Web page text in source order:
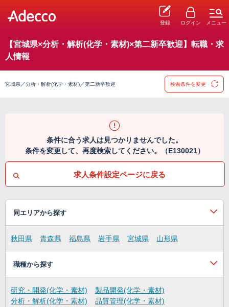
登録 ログイン メニュー
【宮城県×分析・解析(化学・素材)×第二新卒歓迎】転職・求
人情報
宮城県／分析・解析(化学・素材)／第二新卒歓迎 検索条件を変更
条件に合う求人は見つかりませんでした。
条件を変更して、再度検索してください。（E130021）
求人条件設定ページに戻る
同エリアから探す
秋田県 青森県 福島県 岩手県 宮城県 山形県
職種から探す
研究・開発(化学・素材)
製品開発(化学・素材)
分析・解析(化学・素材)
品質管理(化学・素材)